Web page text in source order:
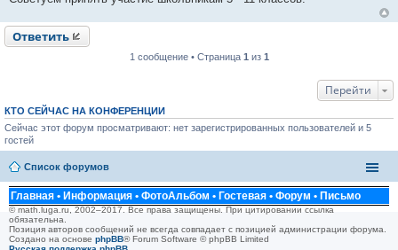
Ответить
1 сообщение • Страница 1 из 1
Перейти
КТО СЕЙЧАС НА КОНФЕРЕНЦИИ
Сейчас этот форум просматривают: нет зарегистрированных пользователей и 5
гостей
Список форумов
Главная • Информация • ФотоАльбом • Гостевая • Форум • Письмо
© math.luga.ru, 2002–2017. Все права защищены. При цитировании ссылка
обязательна.
Позиция авторов сообщений не всегда совпадает с позицией администрации форума.
Создано на основе phpBB® Forum Software © phpBB Limited